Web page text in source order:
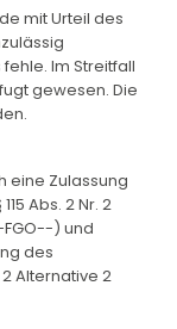
mit Urteil des
Im Streitfall
gewesen. Die
eine Zulassung
Abs. 2 Nr. 2
) und
des
Alternative 2